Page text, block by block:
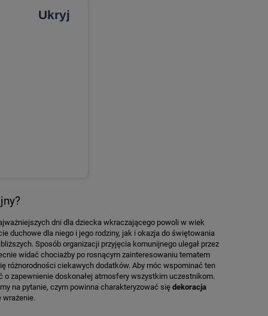
Ukryj
dni dla dziecka wkraczającego powoli w wiek
duchowe dla niego i jego rodziny, jak i okazja do świętowania
Sposób organizacji przyjęcia komunijnego ulegał przez
widać chociażby po rosnącym zainteresowaniu tematem
różnorodności ciekawych dodatków. Aby móc wspominać ten
o zapewnienie doskonałej atmosfery wszystkim uczestnikom.
na pytanie, czym powinna charakteryzować się dekoracja
wrażenie.